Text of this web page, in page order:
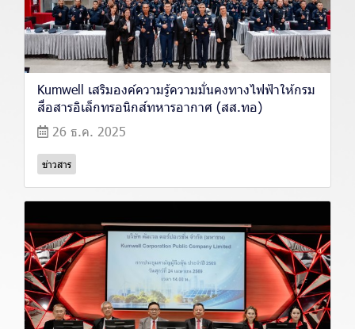
Kumwell เสริมองค์ความรู้ความมั่นคงทางไฟฟ้าให้กรม
สื่อสารอิเล็กทรอนิกส์ทหารอากาศ (สส.ทอ)
26 ธ.ค. 2025
ข่าวสาร